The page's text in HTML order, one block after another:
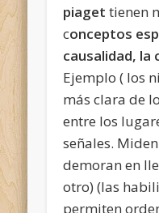
piaget tienen
conceptos
causalidad, la
Ejemplo ( los
más clara de
entre los
señales.
demoran en
otro) (las
permiten